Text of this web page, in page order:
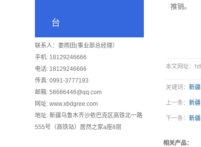
台
联系人：姜雨田(事业部总经理）
手机: 18129246666
电话: 18129246666
传真: 0991-3777193
邮箱: 58686446@qq.com
网址: www.xbdgree.com
地址: 新疆乌鲁木齐沙依巴克区高铁北一路
555号（高铁站）居然之家a座8层
推销。
本文网址：
关键词： 新
上一条： 新
下一条： 新
相关产品：